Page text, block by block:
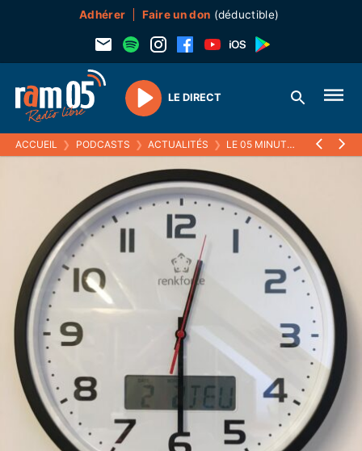
Adhérer Faire un don (déductible)
Play
LE DIRECT
ACCUEIL ❯ PODCASTS ❯ ACTUALITÉS ❯ LE 05 MINUTES 17 MAI